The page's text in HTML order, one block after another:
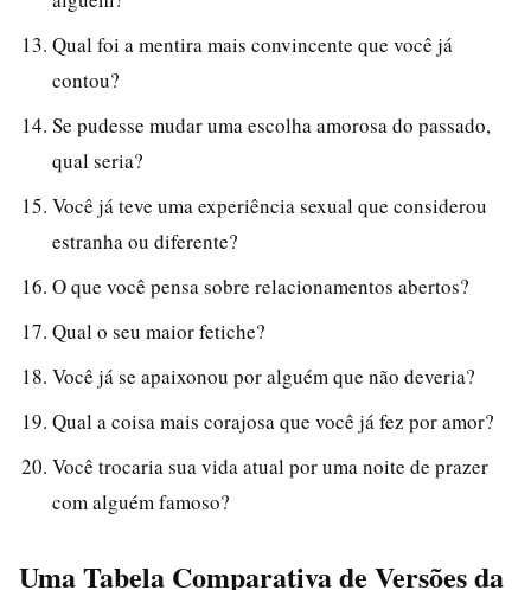
Qual foi a mentira mais convincente que você já
contou?
Se pudesse mudar uma escolha amorosa do passado,
qual seria?
Você já teve uma experiência sexual que considerou
estranha ou diferente?
O que você pensa sobre relacionamentos abertos?
Qual o seu maior fetiche?
Você já se apaixonou por alguém que não deveria?
Qual a coisa mais corajosa que você já fez por amor?
Você trocaria sua vida atual por uma noite de prazer
com alguém famoso?
Uma Tabela Comparativa de Versões da